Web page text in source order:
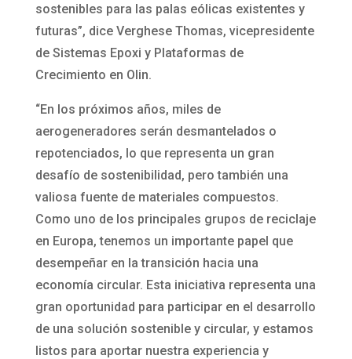
sostenibles para las palas eólicas existentes y
futuras”, dice Verghese Thomas, vicepresidente
de Sistemas Epoxi y Plataformas de
Crecimiento en Olin.
“En los próximos años, miles de
aerogeneradores serán desmantelados o
repotenciados, lo que representa un gran
desafío de sostenibilidad, pero también una
valiosa fuente de materiales compuestos.
Como uno de los principales grupos de reciclaje
en Europa, tenemos un importante papel que
desempeñar en la transición hacia una
economía circular. Esta iniciativa representa una
gran oportunidad para participar en el desarrollo
de una solución sostenible y circular, y estamos
listos para aportar nuestra experiencia y